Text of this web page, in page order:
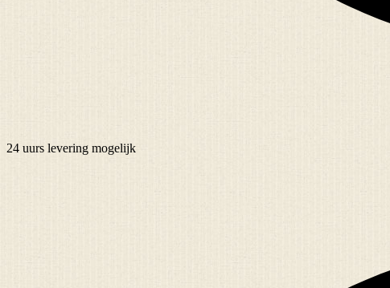
24 uurs levering mogelijk